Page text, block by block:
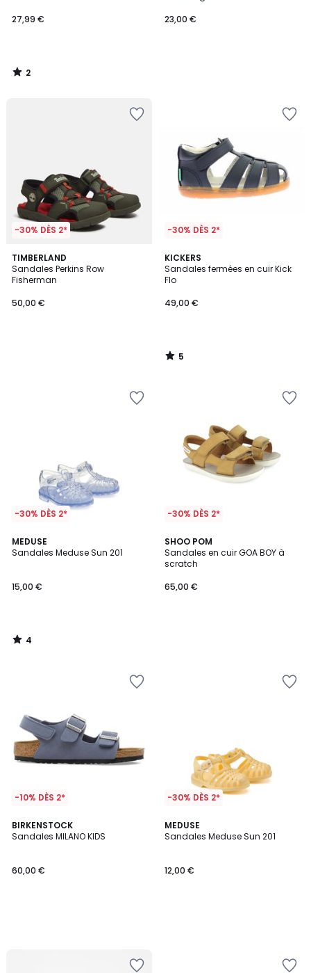
27,99 €
2
/
23,00 €
-30% DÈS 2*
TIMBERLAND
Sandales Perkins Row
Fisherman
50,00 €
-30% DÈS 2*
KICKERS
Sandales fermées en cuir Kick
Flo
49,00 €
5
/
5
5
/
-30% DÈS 2*
MEDUSE
Sandales Meduse Sun 201
15,00 €
4
/
4
/
-30% DÈS 2*
SHOO POM
Sandales en cuir GOA BOY à
scratch
65,00 €
-10% DÈS 2*
BIRKENSTOCK
Sandales MILANO KIDS
60,00 €
-30% DÈS 2*
MEDUSE
Sandales Meduse Sun 201
12,00 €